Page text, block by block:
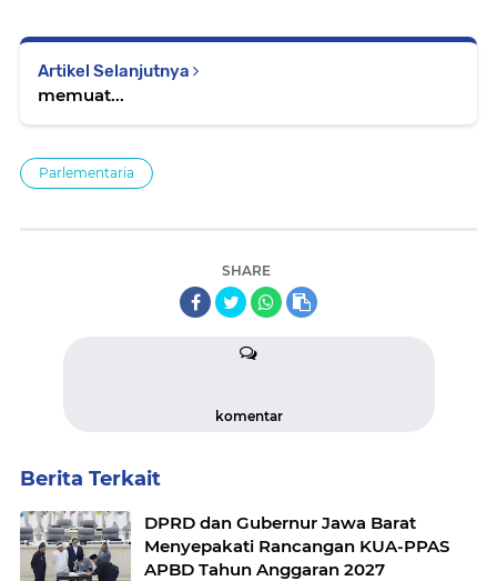
Artikel Selanjutnya
memuat...
Parlementaria
SHARE
komentar
Berita Terkait
DPRD dan Gubernur Jawa Barat
Menyepakati Rancangan KUA-PPAS
APBD Tahun Anggaran 2027